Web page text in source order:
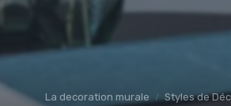
La decoration murale Styles de